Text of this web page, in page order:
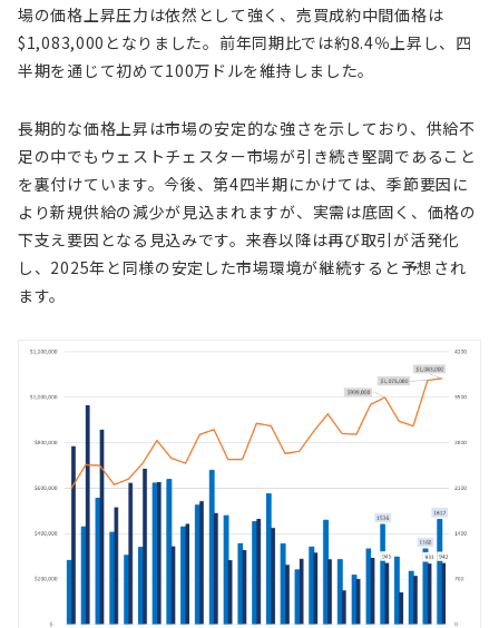
場の価格上昇圧力は依然として強く、売買成約中間価格は
$1,083,000となりました。前年同期比では約8.4％上昇し、四
半期を通じて初めて100万ドルを維持しました。
長期的な価格上昇は市場の安定的な強さを示しており、供給不
足の中でもウェストチェスター市場が引き続き堅調であること
を裏付けています。今後、第4四半期にかけては、季節要因に
より新規供給の減少が見込まれますが、実需は底固く、価格の
下支え要因となる見込みです。来春以降は再び取引が活発化
し、2025年と同様の安定した市場環境が継続すると予想され
ます。